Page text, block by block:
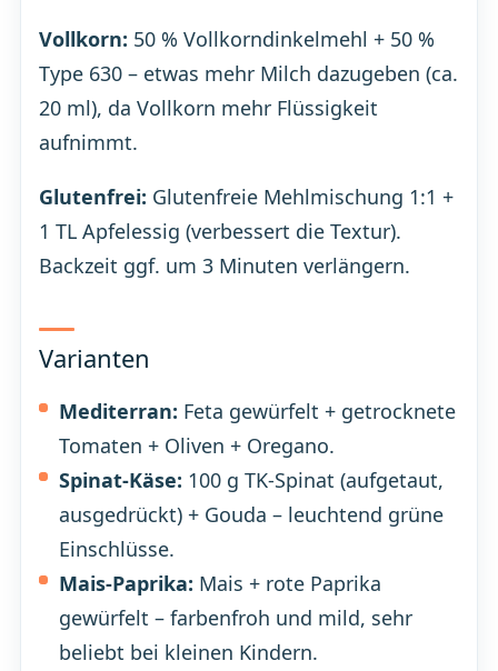
Vollkorn: 50 % Vollkorndinkelmehl + 50 %
Type 630 – etwas mehr Milch dazugeben (ca.
20 ml), da Vollkorn mehr Flüssigkeit
aufnimmt.
Glutenfrei: Glutenfreie Mehlmischung 1:1 +
1 TL Apfelessig (verbessert die Textur).
Backzeit ggf. um 3 Minuten verlängern.
Varianten
Mediterran: Feta gewürfelt + getrocknete
Tomaten + Oliven + Oregano.
Spinat-Käse: 100 g TK-Spinat (aufgetaut,
ausgedrückt) + Gouda – leuchtend grüne
Einschlüsse.
Mais-Paprika: Mais + rote Paprika
gewürfelt – farbenfroh und mild, sehr
beliebt bei kleinen Kindern.